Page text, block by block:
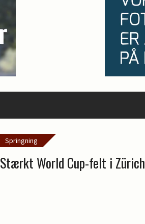
Springning
Stærkt World Cup-felt i Zürich